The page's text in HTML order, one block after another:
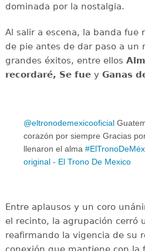
dominada por la nostalgia.
Al salir a escena, la banda fue
de pie antes de dar paso a un
grandes éxitos, entre ellos
recordaré, Se fuey Ganas
@eltronodemexicooficial
corazón por siempre Gracias
llenaron el alma
original - El Trono De Mexico
Entre aplausos y un coro
el recinto, la agrupación cerró
reafirmando la vigencia de su